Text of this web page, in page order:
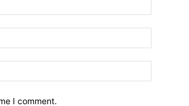
I comment.